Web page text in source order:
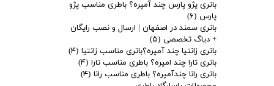
باتری پژو پارس چند آمپره؟ باطری مناسب پژو
پارس (۶)
باتری سمند در اصفهان | ارسال و نصب رایگان
+ دیاگ تخصصی (۵)
باتری زانتیا چند آمپره؟باتری مناسب زانتیا (۴)
باتری تارا چند امپره؟ باطری مناسب تارا (۴)
باتری رانا چندآمپره؟ باطری مناسب رانا (۴)